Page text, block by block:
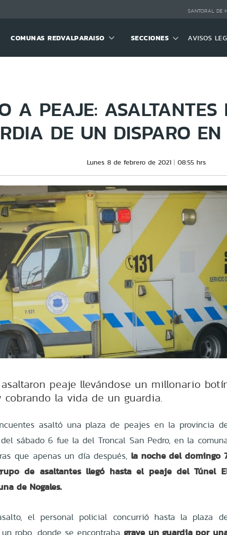
SANTORAL DE
COMUNAS REDVALPARAISO SECCIONES AVISOS
A PEAJE:
DE UN DISPARO
Lunes 8 de febrero de 2021 08:55 hrs
peaje llevándose un millonario
cobrando la vida de un guardia.
asaltó una plaza de peajes en la provincia
sábado 6 fue la del Troncal San Pedro, en la
que apenas un día después, la noche del domingo
de asaltantes llegó hasta el peaje del Túnel
de Nogales.
el personal policial concurrió hasta la plaza
robo, donde se encontrabagrave un guardia por